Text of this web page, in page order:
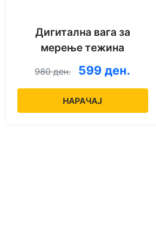
Дигитална вага за
мерење тежина
980 ден. 599 ден.
НАРАЧАЈ